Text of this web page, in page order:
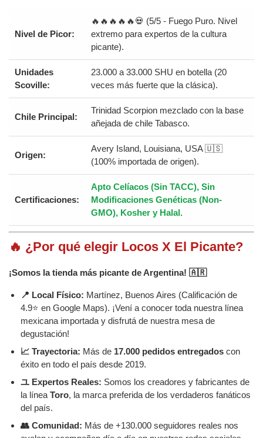
Nivel de Picor:
🔥🔥🔥🔥🔥💀 (5/5 - Fuego Puro. Nivel
extremo para expertos de la cultura
picante).
Unidades
Scoville:
23.000 a 33.000 SHU en botella (20
veces más fuerte que la clásica).
Chile Principal:
Trinidad Scorpion mezclado con la base
añejada de chile Tabasco.
Origen:
Avery Island, Louisiana, USA 🇺🇸
(100% importada de origen).
Certificaciones:
Apto Celíacos (Sin TACC), Sin
Modificaciones Genéticas (Non-
GMO), Kosher y Halal.
🔥 ¿Por qué elegir Locos X El Picante?
¡Somos la tienda más picante de Argentina! 🇦🇷
📍 Local Físico: Martínez, Buenos Aires (Calificación de
4.9⭐ en Google Maps). ¡Vení a conocer toda nuestra línea
mexicana importada y disfrutá de nuestra mesa de
degustación!
📈 Trayectoria: Más de 17.000 pedidos entregados con
éxito en todo el país desde 2019.
ユ Expertos Reales: Somos los creadores y fabricantes de
la línea Toro, la marca preferida de los verdaderos fanáticos
del país.
👥 Comunidad: Más de +130.000 seguidores reales nos